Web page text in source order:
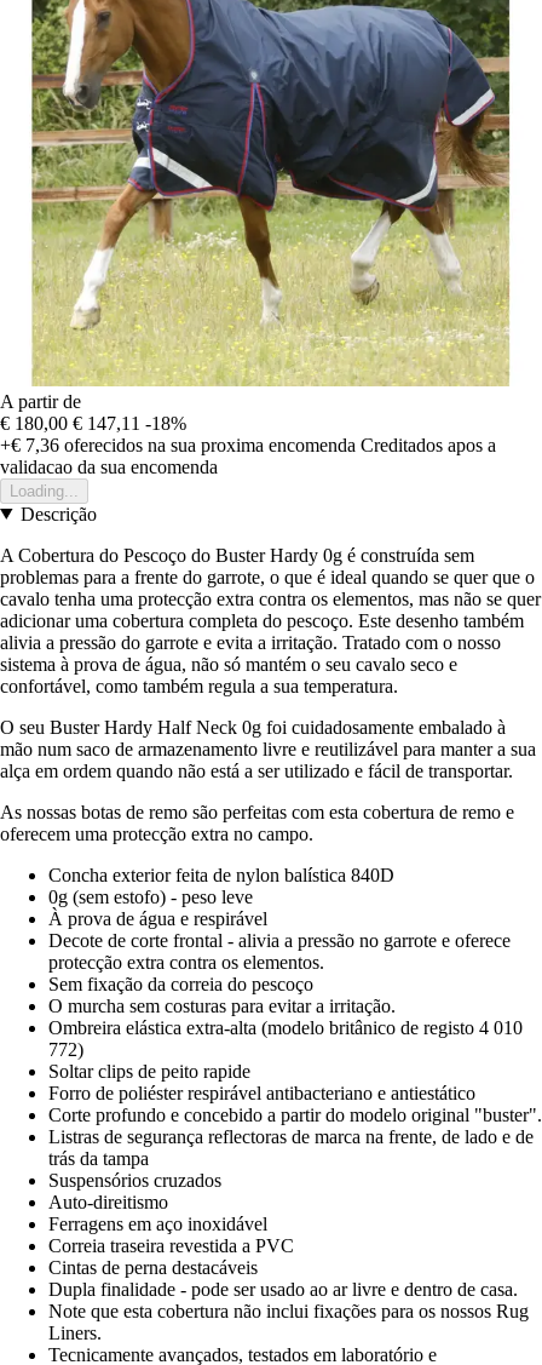
A partir de
€ 180,00 € 147,11 -18%
+€ 7,36 oferecidos na sua proxima encomenda Creditados apos a
validacao da sua encomenda
Loading...
Descrição
A Cobertura do Pescoço do Buster Hardy 0g é construída sem
problemas para a frente do garrote, o que é ideal quando se quer que o
cavalo tenha uma protecção extra contra os elementos, mas não se quer
adicionar uma cobertura completa do pescoço. Este desenho também
alivia a pressão do garrote e evita a irritação. Tratado com o nosso
sistema à prova de água, não só mantém o seu cavalo seco e
confortável, como também regula a sua temperatura.
O seu Buster Hardy Half Neck 0g foi cuidadosamente embalado à
mão num saco de armazenamento livre e reutilizável para manter a sua
alça em ordem quando não está a ser utilizado e fácil de transportar.
As nossas botas de remo são perfeitas com esta cobertura de remo e
oferecem uma protecção extra no campo.
Concha exterior feita de nylon balística 840D
0g (sem estofo) - peso leve
À prova de água e respirável
Decote de corte frontal - alivia a pressão no garrote e oferece
protecção extra contra os elementos.
Sem fixação da correia do pescoço
O murcha sem costuras para evitar a irritação.
Ombreira elástica extra-alta (modelo britânico de registo 4 010
772)
Soltar clips de peito rapide
Forro de poliéster respirável antibacteriano e antiestático
Corte profundo e concebido a partir do modelo original "buster".
Listras de segurança reflectoras de marca na frente, de lado e de
trás da tampa
Suspensórios cruzados
Auto-direitismo
Ferragens em aço inoxidável
Correia traseira revestida a PVC
Cintas de perna destacáveis
Dupla finalidade - pode ser usado ao ar livre e dentro de casa.
Note que esta cobertura não inclui fixações para os nossos Rug
Liners.
Tecnicamente avançados, testados em laboratório e